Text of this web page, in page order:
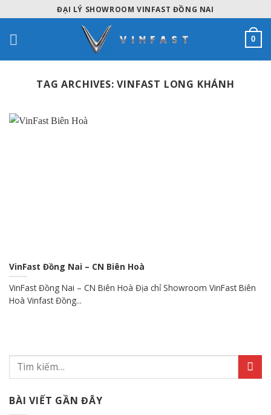
to
content
ĐẠI LÝ SHOWROOM VINFAST ĐỒNG NAI
0
TAG ARCHIVES:VINFAST LONG KHÁNH
VinFast Đồng Nai – CN Biên Hoà
VinFast Đồng Nai – CN Biên Hoà Địa chỉ Showroom VinFast Biên
Hoà Vinfast Đồng...
BÀI VIẾT GẦN ĐÂY